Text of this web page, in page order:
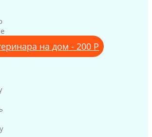
на дом - 200 Р